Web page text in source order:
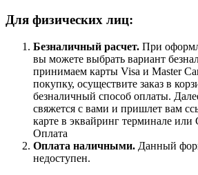
Для физических лиц:
Безналичный расчет. При
вы можете выбрать вариант
принимаем карты Visa и Master
покупку, осуществите заказ в
безналичный способ оплаты.
свяжется с вами и пришлет вам
карте в эквайринг терминале
Оплата
Оплата наличными. Данный
недоступен.